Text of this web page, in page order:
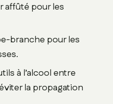
affûté pour les
branche pour les
à l’alcool entre
la propagation